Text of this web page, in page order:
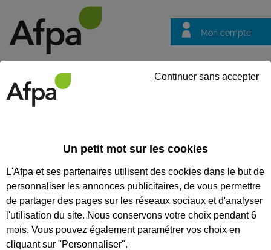
Mon compte
questions
Eligible au CPF * Formation certifiante
RÉALISER DES TRAVAUX DE
PEINTURE À L’EXTÉRIEUR DE
BÂTIMENTS EN QUALITÉ DE
Un petit mot sur les cookies
L'Afpa et ses partenaires utilisent des cookies dans le but de
personnaliser les annonces publicitaires, de vous permettre
de partager des pages sur les réseaux sociaux et d'analyser
l'utilisation du site. Nous conservons votre choix pendant 6
mois. Vous pouvez également paramétrer vos choix en
cliquant sur "Personnaliser".
Continuer sans accepter